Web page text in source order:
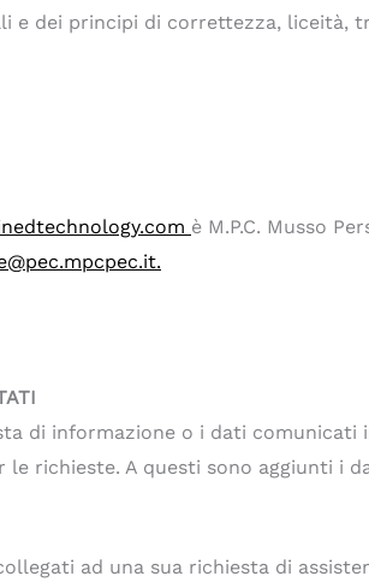
e dei principi di correttezza, liceità,
è M.P.C. Musso
di informazione o i dati comunicati
richieste. A questi sono aggiunti i
ad una sua richiesta di